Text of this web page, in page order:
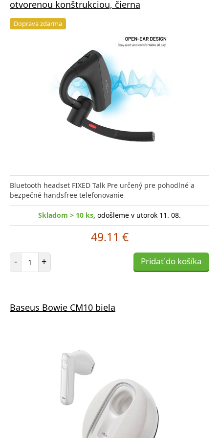
otvorenou konštrukciou, čierna
Doprava zdarma
Bluetooth headset FIXED Talk Pre určený pre pohodlné a
bezpečné handsfree telefonovanie
Skladom > 10 ks, odošleme v utorok 11. 08.
49.11 €
- Počet položiek
+ Pridať do košíka
Baseus Bowie CM10 biela